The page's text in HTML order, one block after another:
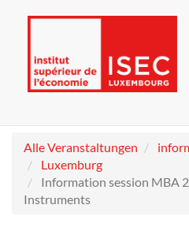
Alle Veranstaltungen
Luxemburg
Information session MBA
Instruments